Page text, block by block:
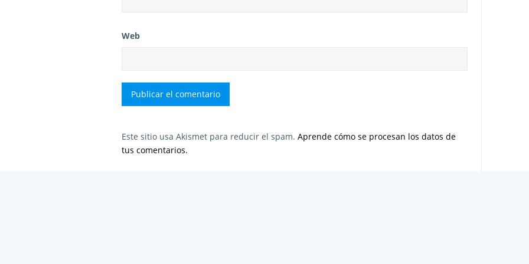
Web
Este sitio usa Akismet para reducir el spam. Aprende cómo se procesan los datos de
tus comentarios.